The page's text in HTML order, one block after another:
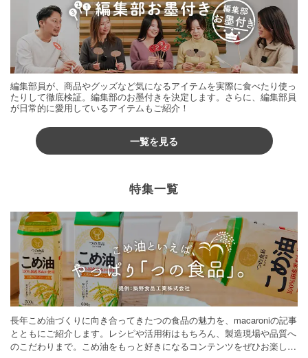
編集部員が、商品やグッズなど気になるアイテムを実際に食べたり使っ
たりして徹底検証。編集部のお墨付きを決定します。さらに、編集部員
が日常的に愛用しているアイテムもご紹介！
一覧を見る
特集一覧
長年こめ油づくりに向き合ってきたつの食品の魅力を、macaroniの記事
とともにご紹介します。レシピや活用術はもちろん、製造現場や品質へ
のこだわりまで。こめ油をもっと好きになるコンテンツをぜひお楽しみ